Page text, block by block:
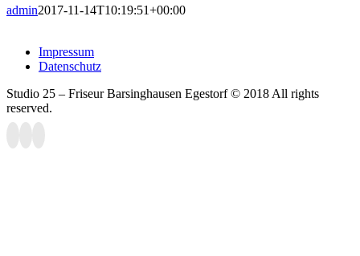
admin2017-11-14T10:19:51+00:00
Impressum
Datenschutz
Studio 25 – Friseur Barsinghausen Egestorf © 2018 All rights
reserved.